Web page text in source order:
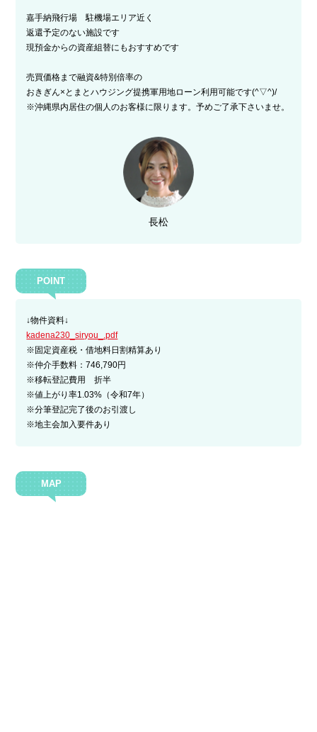
嘉手納飛行場 駐機場エリア近く
返還予定のない施設です
現預金からの資産組替にもおすすめです
売買価格まで融資&特別倍率の
おきぎん×とまとハウジング提携軍用地ローン利用可能です(^▽^)/
※沖縄県内居住の個人のお客様に限ります。予めご了承下さいませ。
長松
POINT
↓物件資料↓
kadena230_siryou_.pdf
※固定資産税・借地料日割精算あり
※仲介手数料：746,790円
※移転登記費用 折半
※値上がり率1.03%（令和7年）
※分筆登記完了後のお引渡し
※地主会加入要件あり
MAP